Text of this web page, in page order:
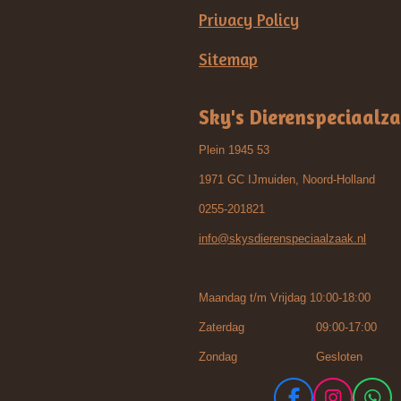
Privacy Policy
Sitemap
Sky's
Plein 1945 53
1971 GC IJmuiden, Noord-Holland
0255-201821
info@skysdierenspeciaalzaak.nl
Maandag t/m Vrijdag 10:00-18:00
Zaterdag 09:00-17:00
Zondag Gesloten